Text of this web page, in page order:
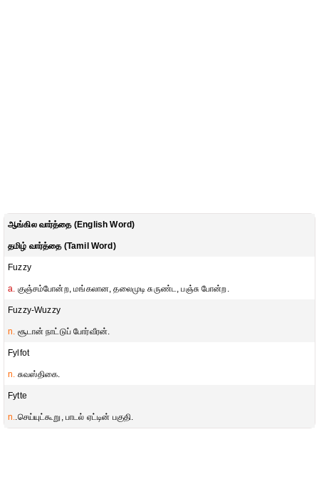
ஆங்கில வார்த்தை (English Word)
தமிழ் வார்த்தை (Tamil Word)
Fuzzy
a. குஞ்சம்போன்ற, மங்கலான, தலைமுடி சுருண்ட, பஞ்சு போன்ற.
Fuzzy-Wuzzy
n. சூடான் நாட்டுப் போர்வீரன்.
Fylfot
n. சுவஸ்திகை.
Fytte
n..செய்யுட்கூறு, பாடல் ஏட்டின் பகுதி.